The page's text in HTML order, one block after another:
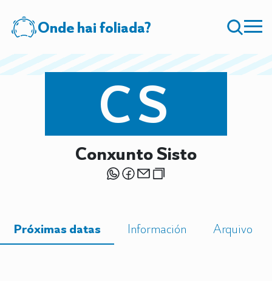
Onde hai foliada?
CS
Conxunto Sisto
Próximas datas Información Arquivo